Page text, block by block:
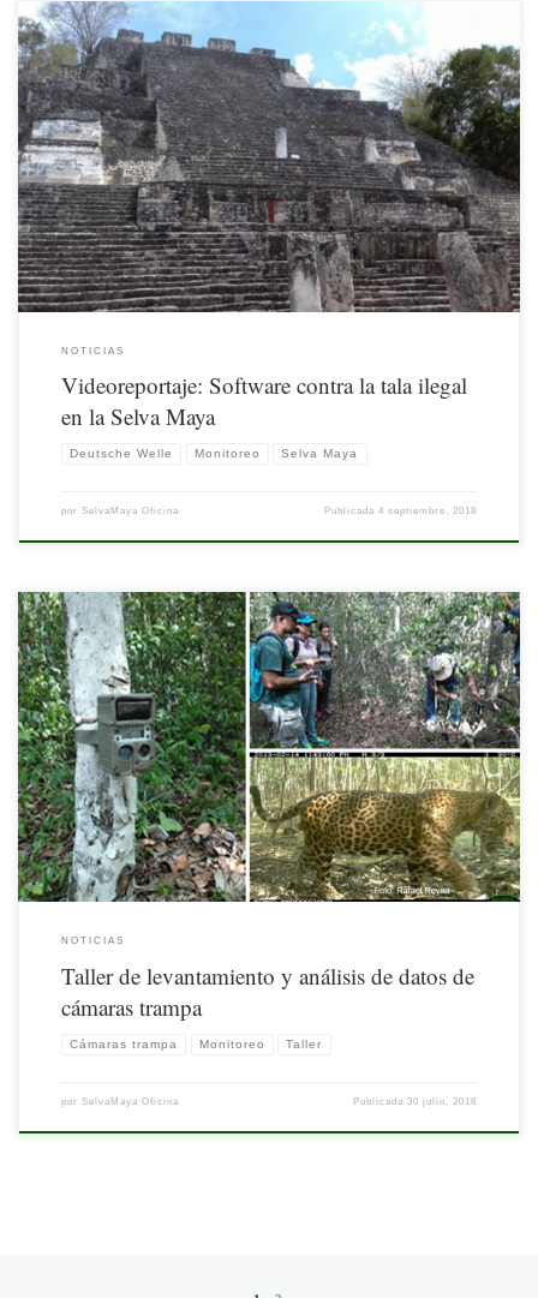
La Selva Maya, el segundo bosque tropical de América pierde cada año unas
30.000 hectáreas de terreno. Desde hace algunos meses guardaparques en esta
región usan un programa informático para monitorear la tala de árboles.
NOTICIAS
Videoreportaje: Software contra la tala ilegal
en la Selva Maya
Deutsche Welle Monitoreo Selva Maya
por SelvaMaya Oficina Publicada4 septiembre, 2018
El monitoreo de fauna mediante cámaras trampa permite entender las condiciones
del hábitat y el comportamiento de especies, particularmente aquellas que tienen
hábitos nocturnos o son escurridizas al ojo humano. No en pocas ocasiones causan
sorpresa las imágenes captadas mediante estos dispositivos sensibles al movimiento,
dispuestos tácticamente en sitios que […]
NOTICIAS
Taller de levantamiento y análisis de datos de
cámaras trampa
Cámaras trampa Monitoreo Taller
por SelvaMaya Oficina Publicada30 julio, 2018